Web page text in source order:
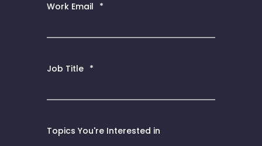
Work Email *
Job Title *
Topics You're Interested in